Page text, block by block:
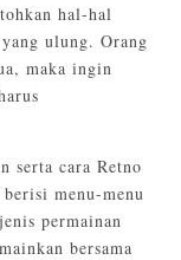
hal-hal
ulung. Orang
maka ingin
serta cara Retno
menu-menu
permainan
bersama